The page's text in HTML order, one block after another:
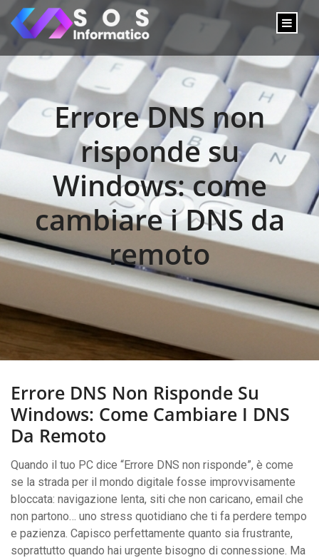
Errore DNS non
risponde su
Windows: come
cambiare i DNS da
remoto
Errore DNS Non Risponde Su
Windows: Come Cambiare I DNS
Da Remoto
Quando il tuo PC dice “Errore DNS non risponde”, è come
se la strada per il mondo digitale fosse improvvisamente
bloccata: navigazione lenta, siti che non caricano, email che
non partono… uno stress quotidiano che ti fa perdere tempo
e pazienza. Capisco perfettamente quanto sia frustrante,
soprattutto quando hai urgente bisogno di connessione. Ma